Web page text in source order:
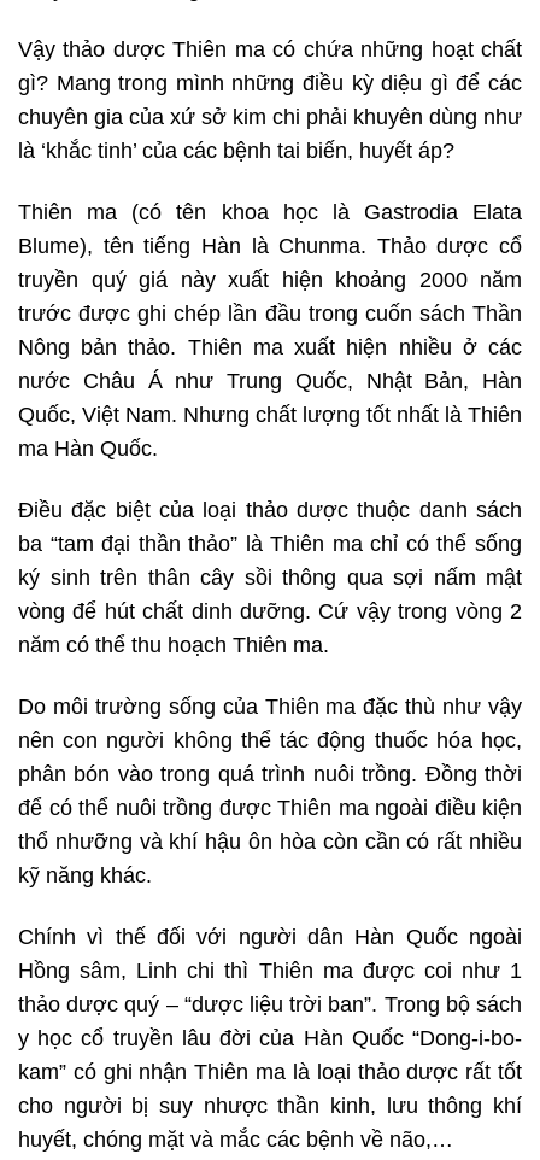
Vậy thảo dược Thiên ma có chứa những hoạt chất
gì? Mang trong mình những điều kỳ diệu gì để các
chuyên gia của xứ sở kim chi phải khuyên dùng như
là ‘khắc tinh’ của các bệnh tai biến, huyết áp?
Thiên ma (có tên khoa học là Gastrodia Elata
Blume), tên tiếng Hàn là Chunma. Thảo dược cổ
truyền quý giá này xuất hiện khoảng 2000 năm
trước được ghi chép lần đầu trong cuốn sách Thần
Nông bản thảo. Thiên ma xuất hiện nhiều ở các
nước Châu Á như Trung Quốc, Nhật Bản, Hàn
Quốc, Việt Nam. Nhưng chất lượng tốt nhất là Thiên
ma Hàn Quốc.
Điều đặc biệt của loại thảo dược thuộc danh sách
ba “tam đại thần thảo” là Thiên ma chỉ có thể sống
ký sinh trên thân cây sồi thông qua sợi nấm mật
vòng để hút chất dinh dưỡng. Cứ vậy trong vòng 2
năm có thể thu hoạch Thiên ma.
Do môi trường sống của Thiên ma đặc thù như vậy
nên con người không thể tác động thuốc hóa học,
phân bón vào trong quá trình nuôi trồng. Đồng thời
để có thể nuôi trồng được Thiên ma ngoài điều kiện
thổ nhưỡng và khí hậu ôn hòa còn cần có rất nhiều
kỹ năng khác.
Chính vì thế đối với người dân Hàn Quốc ngoài
Hồng sâm, Linh chi thì Thiên ma được coi như 1
thảo dược quý – “dược liệu trời ban”. Trong bộ sách
y học cổ truyền lâu đời của Hàn Quốc “Dong-i-bo-
kam” có ghi nhận Thiên ma là loại thảo dược rất tốt
cho người bị suy nhược thần kinh, lưu thông khí
huyết, chóng mặt và mắc các bệnh về não,…